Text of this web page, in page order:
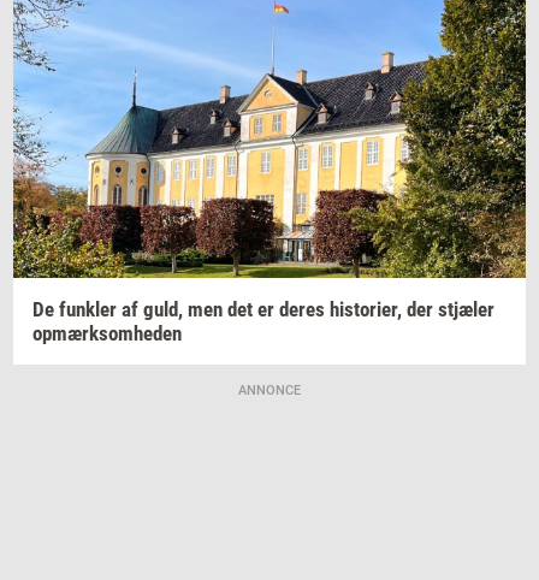
De funk­ler af guld, men det er deres hi­sto­ri­er, der stjæ­ler
op­mærk­som­he­den
ANNONCE